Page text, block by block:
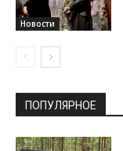
Новости
ПОПУЛЯРНОЕ